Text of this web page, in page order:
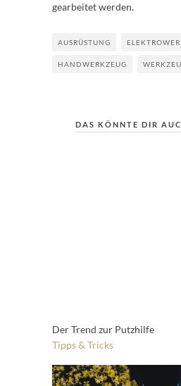
gearbeitet werden.
AUSRÜSTUNG
HANDWERKZEUG
DAS KÖNNTE DIR
Der Trend zur Putzhilfe
Tipps & Tricks